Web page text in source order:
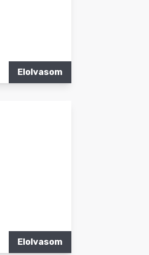
Elolvasom
Elolvasom